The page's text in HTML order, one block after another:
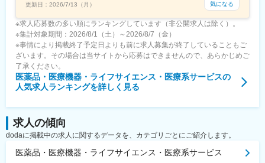
更新日： 2026/7/13（月） 気になる
※求人応募数の多い順にランキングしています（非公開求人は除く）。
※集計対象期間：2026/8/1（土）～2026/8/7（金）
※事情により掲載終了予定日よりも前に求人募集が終了していることもご
ざいます。その場合は当サイトから応募はできませんので、あらかじめご
了承ください。
医薬品・医療機器・ライフサイエンス・医療系サービスの
人気求人ランキングを詳しく見る
求人の傾向
dodaに掲載中の求人に関するデータを、カテゴリごとにご紹介します。
医薬品・医療機器・ライフサイエンス・医療系サービス